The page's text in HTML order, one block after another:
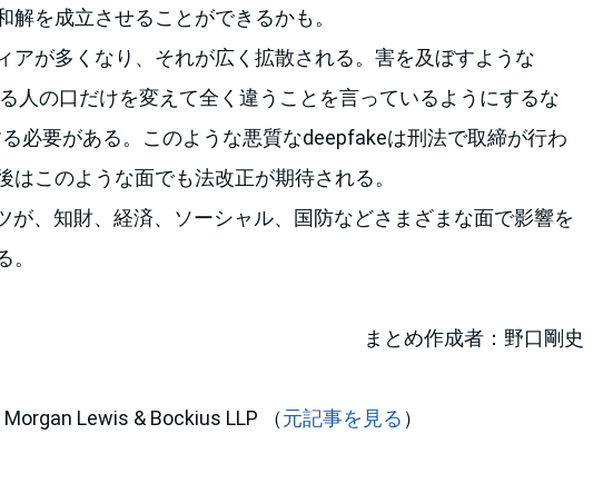
解を成立させることができるかも。
アが多くなり、それが広く拡散される。害を及ぼすような
人の口だけを変えて全く違うことを言っているようにするな
必要がある。このような悪質なdeepfakeは刑法で取締が行わ
はこのような面でも法改正が期待される。
が、知財、経済、ソーシャル、国防などさまざまな面で影響を
まとめ作成者：野口剛史
Lewis & Bockius LLP （元記事を見る ）